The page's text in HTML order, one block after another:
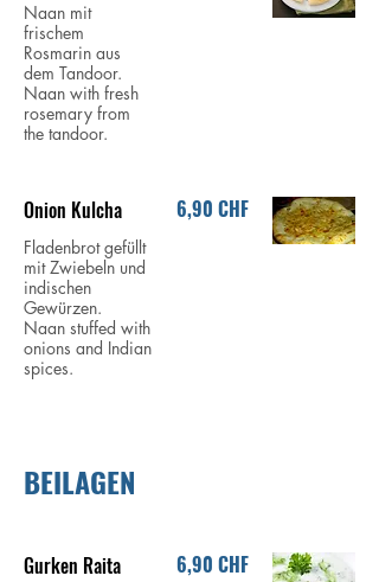
Naan mit
frischem
Rosmarin aus
dem Tandoor.
Naan with fresh
rosemary from
the tandoor.
Onion Kulcha
Fladenbrot gefüllt
mit Zwiebeln und
indischen
Gewürzen.
Naan stuffed with
onions and Indian
spices.
6,90 CHF
BEILAGEN
Gurken Raita 6,90 CHF